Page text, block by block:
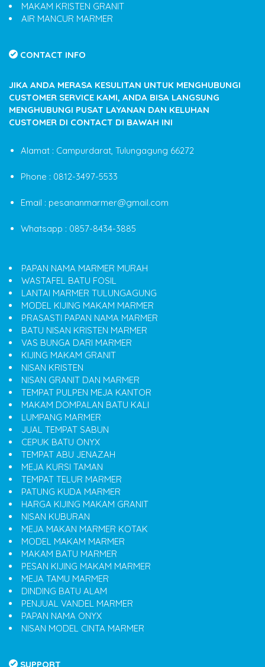
MAKAM KRISTEN GRANIT
AIR MANCUR MARMER
CONTACT INFO
JIKA ANDA MERASA KESULITAN UNTUK MENGHUBUNGI
CUSTOMER SERVICE KAMI, ANDA BISA LANGSUNG
MENGHUBUNGI PUSAT LAYANAN DAN KELUHAN
CUSTOMER DI CONTACT DI BAWAH INI
Alamat : Campurdarat, Tulungagung 66272
Phone : 0812-3497-5533
Email : pesananmarmer@gmail.com
Whatsapp : 0857-8434-3885
PAPAN NAMA MARMER MURAH
WASTAFEL BATU FOSIL
LANTAI MARMER TULUNGAGUNG
MODEL KIJING MAKAM MARMER
PRASASTI PAPAN NAMA MARMER
BATU NISAN KRISTEN MARMER
VAS BUNGA DARI MARMER
KIJING MAKAM GRANIT
NISAN KRISTEN
NISAN GRANIT DAN MARMER
TEMPAT PULPEN MEJA KANTOR
MAKAM DOMPALAN BATU KALI
LUMPANG MARMER
JUAL TEMPAT SABUN
CEPUK BATU ONYX
TEMPAT ABU JENAZAH
MEJA KURSI TAMAN
TEMPAT TELUR MARMER
PATUNG KUDA MARMER
HARGA KIJING MAKAM GRANIT
NISAN KUBURAN
MEJA MAKAN MARMER KOTAK
MODEL MAKAM MARMER
MAKAM BATU MARMER
PESAN KIJING MAKAM MARMER
MEJA TAMU MARMER
DINDING BATU ALAM
PENJUAL VANDEL MARMER
PAPAN NAMA ONYX
NISAN MODEL CINTA MARMER
SUPPORT